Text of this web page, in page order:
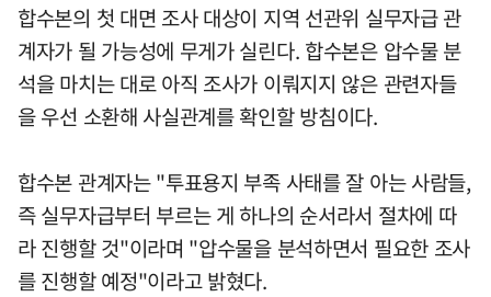
합수본의 첫 대면 조사 대상이 지역 선관위 실무자급 관
계자가 될 가능성에 무게가 실린다. 합수본은 압수물 분
석을 마치는 대로 아직 조사가 이뤄지지 않은 관련자들
을 우선 소환해 사실관계를 확인할 방침이다.
합수본 관계자는 "투표용지 부족 사태를 잘 아는 사람들,
즉 실무자급부터 부르는 게 하나의 순서라서 절차에 따
라 진행할 것"이라며 "압수물을 분석하면서 필요한 조사
를 진행할 예정"이라고 밝혔다.